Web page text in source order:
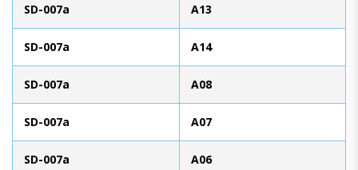
SD-007a A13
SD-007a A14
SD-007a A08
SD-007a A07
SD-007a A06